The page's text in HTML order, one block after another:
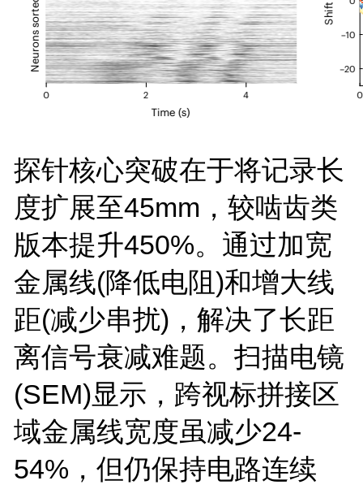
探针核心突破在于将记录长
度扩展至45mm，较啮齿类
版本提升450%。通过加宽
金属线(降低电阻)和增大线
距(减少串扰)，解决了长距
离信号衰减难题。扫描电镜
(SEM)显示，跨视标拼接区
域金属线宽度虽减少24-
54%，但仍保持电路连续